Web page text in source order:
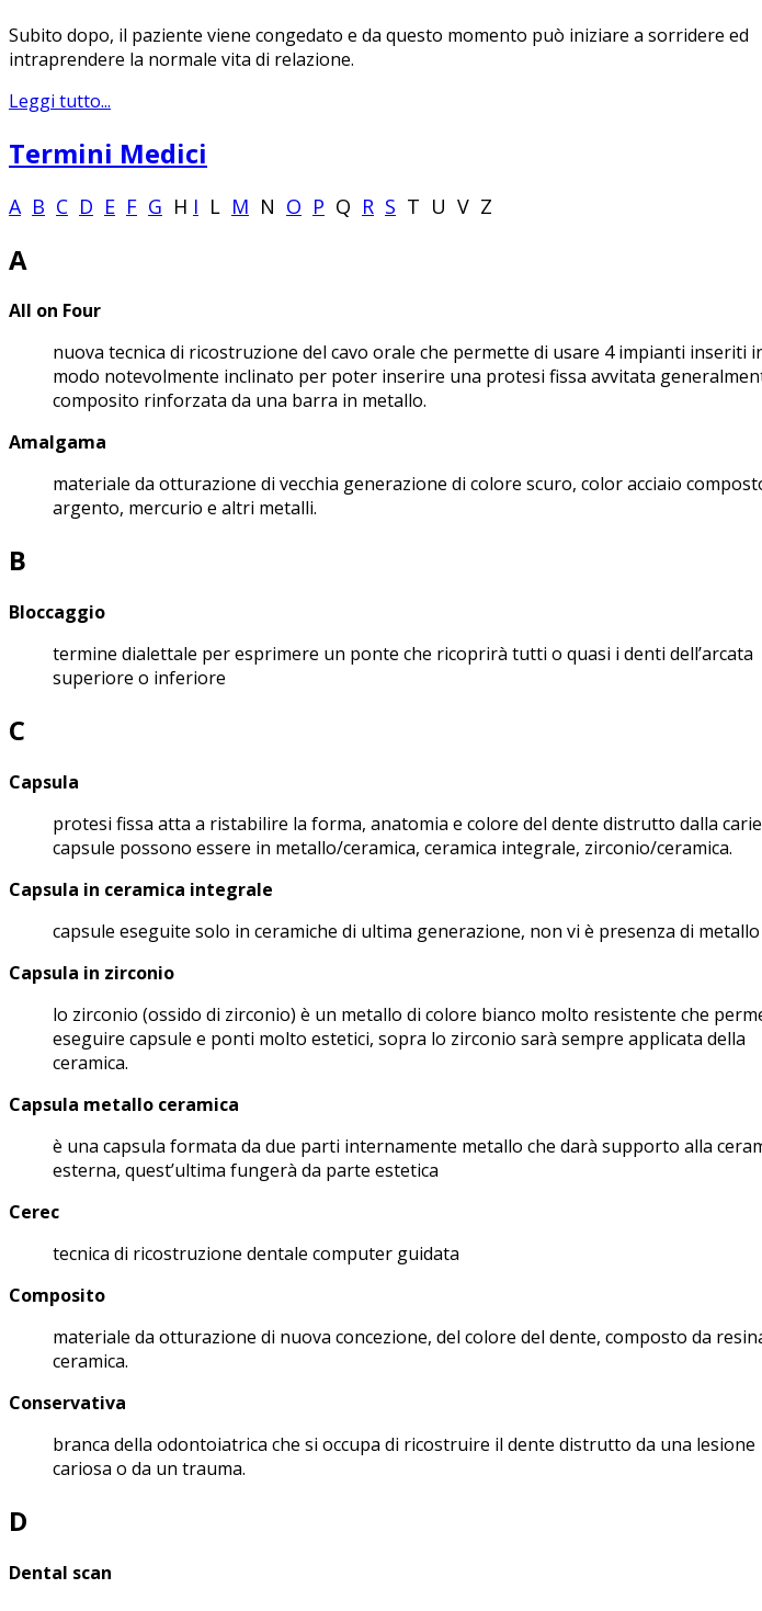
Subito dopo, il paziente viene congedato e da questo momento può iniziare a sorridere ed
intraprendere la normale vita di relazione.
Leggi tutto...
Termini Medici
A B C D E F G H I L M N O P Q R S T U V Z
A
All on Four
nuova tecnica di ricostruzione del cavo orale che permette di usare 4 impianti inseriti
modo notevolmente inclinato per poter inserire una protesi fissa avvitata
composito rinforzata da una barra in metallo.
Amalgama
materiale da otturazione di vecchia generazione di colore scuro, color acciaio
argento, mercurio e altri metalli.
B
Bloccaggio
termine dialettale per esprimere un ponte che ricoprirà tutti o quasi i denti dell’arcata
superiore o inferiore
C
Capsula
protesi fissa atta a ristabilire la forma, anatomia e colore del dente distrutto dalla
capsule possono essere in metallo/ceramica, ceramica integrale, zirconio/ceramica.
Capsula in ceramica integrale
capsule eseguite solo in ceramiche di ultima generazione, non vi è presenza di metallo
Capsula in zirconio
lo zirconio (ossido di zirconio) è un metallo di colore bianco molto resistente che
eseguire capsule e ponti molto estetici, sopra lo zirconio sarà sempre applicata della
ceramica.
Capsula metallo ceramica
è una capsula formata da due parti internamente metallo che darà supporto alla
esterna, quest’ultima fungerà da parte estetica
Cerec
tecnica di ricostruzione dentale computer guidata
Composito
materiale da otturazione di nuova concezione, del colore del dente, composto da
ceramica.
Conservativa
branca della odontoiatrica che si occupa di ricostruire il dente distrutto da una lesione
cariosa o da un trauma.
D
Dental scan